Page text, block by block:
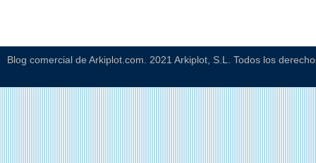
Blog comercial de Arkiplot.com. 2021 Arkiplot, S.L. Todos los